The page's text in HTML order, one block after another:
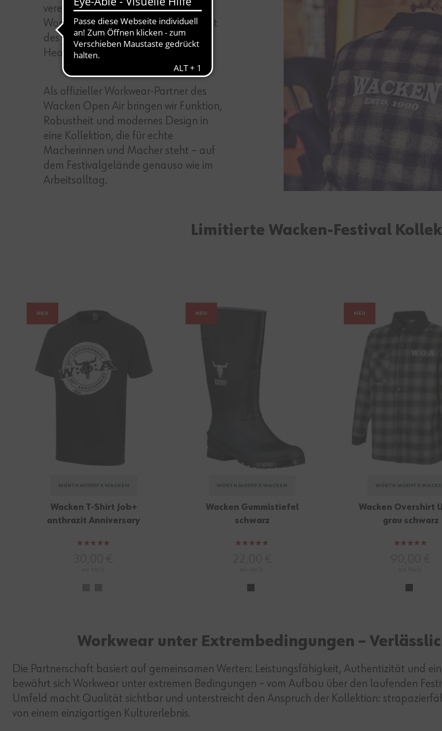
vereint sich unsere professionelle
Workwear mit der ikonischen Identität
des weltweit größten
Heavy‑Metal‑Festivals.
Als offizieller Workwear‑Partner des
Wacken Open Air bringen wir Funktion,
Robustheit und modernes Design in
eine Kollektion, die für echte
Macherinnen und Macher steht – auf
dem Festivalgelände genauso wie im
Arbeitsalltag.
Limitierte Wacken-Festival
NEU
Wacken T-Shirt Job+
anthrazit Anniversary
Bewertung:
NEU
Wacken Gummistiefel
schwarz
Bewertung:
NEU
Wacken Overshirt
grau schwarz
Bewertung:
Workwear unter Extrembedingungen –
Die Partnerschaft basiert auf gemeinsamen Werten: Leistungsfähigkeit, Authentizität und
bewährt sich Workwear unter extremen Bedingungen – vom Aufbau über den laufenden
Umfeld macht Qualität sichtbar und unterstreicht den Anspruch der Kollektion:
von einem einzigartigen Kulturerlebnis.